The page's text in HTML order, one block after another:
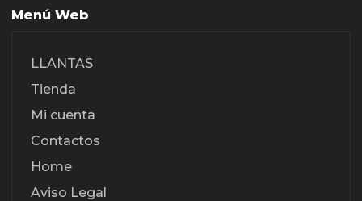
Menú Web
LLANTAS
Tienda
Mi cuenta
Contactos
Home
Aviso Legal